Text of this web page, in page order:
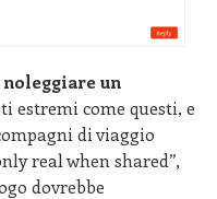
un
estremi come questi, e
di viaggio
real when shared”,
dovrebbe